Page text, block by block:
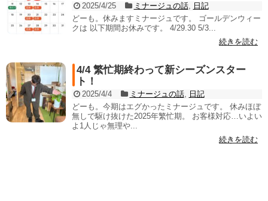
2025/4/25 ミナージュの話,
日記
どーも。休みますミナージュです。 ゴールデンウィー
クは 以下期間お休みです。 4/29.30 5/3...
続きを読む
4/4 繁忙期終わって新シーズンスター
ト！
2025/4/4 ミナージュの話,
日記
どーも。今期はエグかったミナージュです。 休みほぼ
無しで駆け抜けた2025年繁忙期。 お客様対応…いよい
よ1人じゃ無理や...
続きを読む